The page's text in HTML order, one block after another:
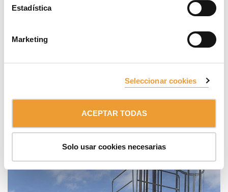
Estadística
Marketing
Seleccionar cookies
ACEPTAR TODAS
Solo usar cookies necesarias